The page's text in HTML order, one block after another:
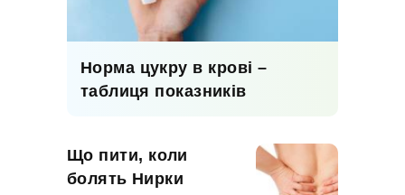
Норма цукру в крові –
таблиця показників
Що пити, коли
болять Нирки